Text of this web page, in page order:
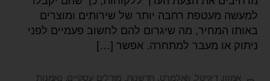
למעשה מעטפת רחבה יותר של שירותים ומוצרים
באותו המחיר, מה שיגרום להם לחשוב פעמיים לפני
ניתוק או מעבר למתחרה. אפשר […]
אמזון ,דיגיטל, וואלמרט, חדשנות, מודלים עסקיים, נאמנות